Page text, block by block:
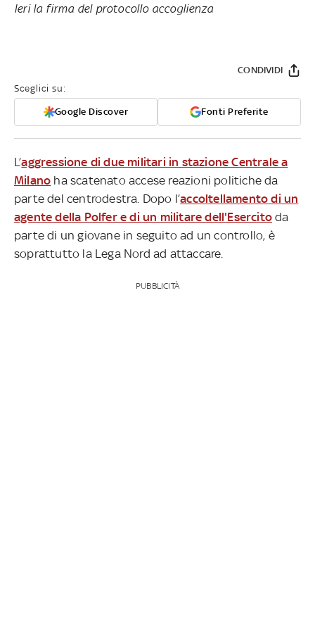
Ieri la firma del protocollo accoglienza
Sceglici su:
Google Discover Fonti Preferite
CONDIVIDI
L’aggressione di due militari in stazione Centrale a
Milano ha scatenato accese reazioni politiche da
parte del centrodestra. Dopo l’accoltellamento di un
agente della Polfer e di un militare dell'Esercito da
parte di un giovane in seguito ad un controllo, è
soprattutto la Lega Nord ad attaccare.
PUBBLICITÀ